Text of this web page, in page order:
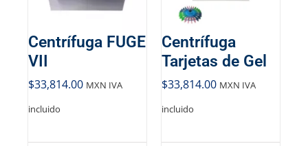
Centrífuga FUGE
VII
$33,814.00 MXN IVA
incluido
Centrífuga
Tarjetas de Gel
$33,814.00 MXN IVA
incluido